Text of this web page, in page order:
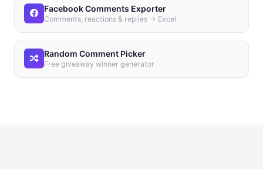
Facebook Comments Exporter
Comments, reactions & replies → Excel
Random Comment Picker
Free giveaway winner generator